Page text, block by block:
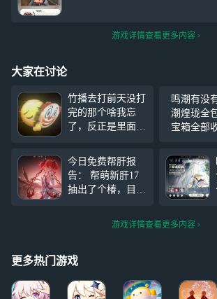
游戏详情查看更多内容
大家在讨论
竹播去打前天没打
完的那个啥我忘
了，反正是里面有
动，最后一个怪直
接把我小土豆给肘
飞了，这只剩下船
长和散华了，结果
万多的血都给肘S
播气的都红温了
鸣潮有没
潮煌珑全
宝箱全部
有人能肝
今日免费帮肝报
告： 帮萌新肝17
抽出了个椿，目前
新从0+0肝到了0+
1，目前无后续 帮
从2400星声肝到71
32个藏宝地没开
游戏详情查看更多内容
更多热门游戏